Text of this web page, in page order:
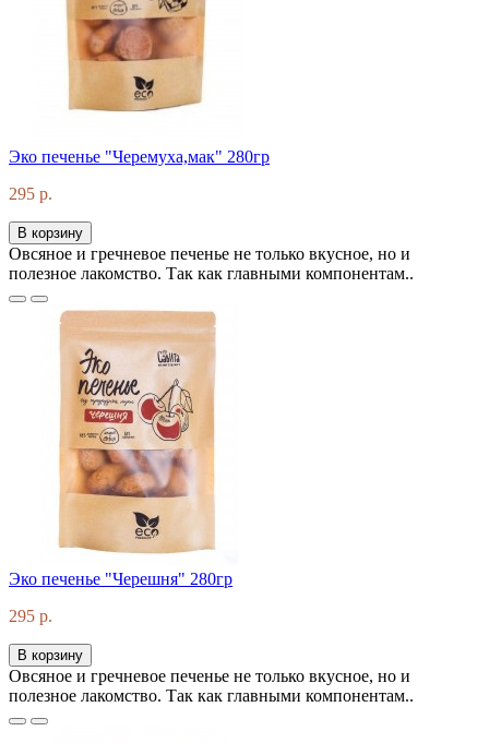
Эко печенье "Черемуха,мак" 280гр
295 р.
В корзину
Овсяное и гречневое печенье не только вкусное, но и
полезное лакомство. Так как главными компонентам..
Эко печенье "Черешня" 280гр
295 р.
В корзину
Овсяное и гречневое печенье не только вкусное, но и
полезное лакомство. Так как главными компонентам..